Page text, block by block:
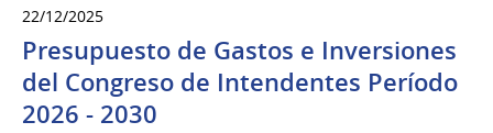
22/12/2025
Presupuesto de Gastos e Inversiones
del Congreso de Intendentes Período
2026 - 2030